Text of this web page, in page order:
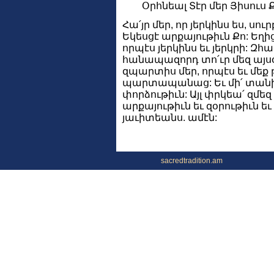
Օրհնեալ Տէր մեր Յիսուս
Հա՛յր մեր, որ յերկինս ես,
Եկեսցէ արքայութիւն Քո:
որպէս յերկինս եւ յերկրի:
հանապազորդ տո՛ւր մեզ
զպարտիս մեր, որպէս եւ մեք
պարտապանաց: Եւ մի՛
փորձութիւն: Այլ փրկեա՛
արքայութիւն եւ զօրութիւն
յաւիտեանս. ամէն:
sacredtradition.am